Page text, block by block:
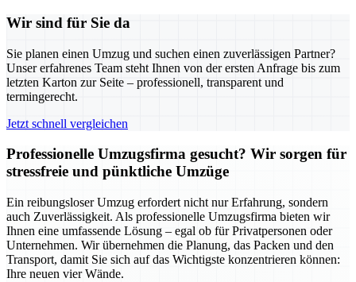
Wir sind für Sie da
Sie planen einen Umzug und suchen einen zuverlässigen Partner?
Unser erfahrenes Team steht Ihnen von der ersten Anfrage bis zum
letzten Karton zur Seite – professionell, transparent und
termingerecht.
Jetzt schnell vergleichen
Professionelle Umzugsfirma gesucht? Wir sorgen für
stressfreie und pünktliche Umzüge
Ein reibungsloser Umzug erfordert nicht nur Erfahrung, sondern
auch Zuverlässigkeit. Als professionelle Umzugsfirma bieten wir
Ihnen eine umfassende Lösung – egal ob für Privatpersonen oder
Unternehmen. Wir übernehmen die Planung, das Packen und den
Transport, damit Sie sich auf das Wichtigste konzentrieren können:
Ihre neuen vier Wände.